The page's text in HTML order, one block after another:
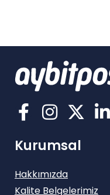
Kurumsal
Hakkımızda
Kalite Belgelerimiz